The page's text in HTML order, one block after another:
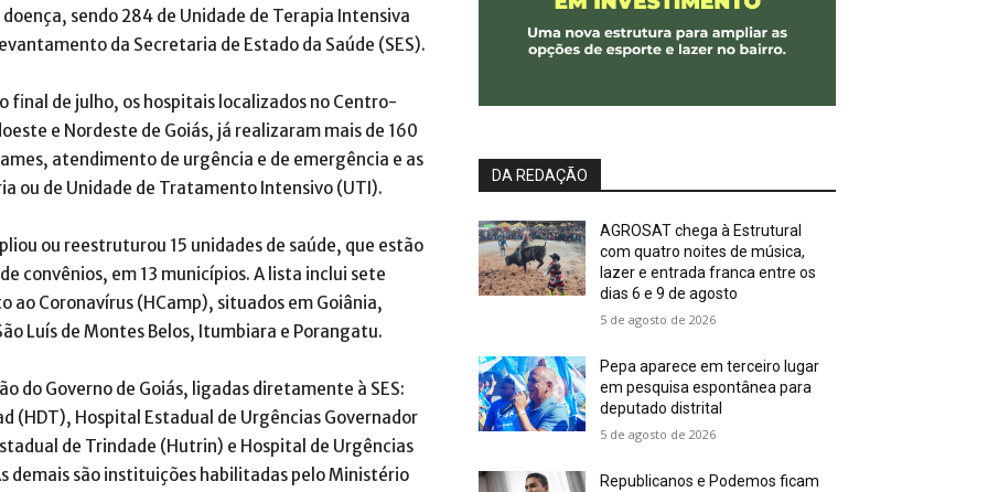
sendo 284 de Unidade de Terapia Intensiva
da Secretaria de Estado da Saúde (SES).
final de julho, os hospitais localizados no Centro-
e Nordeste de Goiás, já realizaram mais de 160
atendimento de urgência e de emergência e as
ou de Unidade de Tratamento Intensivo (UTI).
ou reestruturou 15 unidades de saúde, que estão
convênios, em 13 municípios. A lista inclui sete
Coronavírus (HCamp), situados em Goiânia,
Luís de Montes Belos, Itumbiara e Porangatu.
do Governo de Goiás, ligadas diretamente à SES:
(HDT), Hospital Estadual de Urgências Governador
de Trindade (Hutrin) e Hospital de Urgências
demais são instituições habilitadas pelo Ministério
DA REDAÇÃO
AGROSAT chega à Estrutural
com quatro noites de música,
lazer e entrada franca entre os
dias 6 e 9 de agosto
5 de agosto de 2026
Pepa aparece em terceiro lugar
em pesquisa espontânea para
deputado distrital
5 de agosto de 2026
Republicanos e Podemos ficam